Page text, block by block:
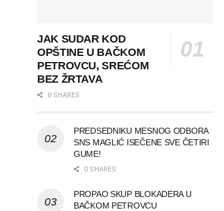
JAK SUDAR KOD
OPŠTINE U BAČKOM
PETROVCU, SREĆOM
BEZ ŽRTAVA
0 SHARES
PREDSEDNIKU MESNOG ODBORA
SNS MAGLIĆ ISEČENE SVE ČETIRI
GUME!
0 SHARES
PROPAO SKUP BLOKADERA U
BAČKOM PETROVCU